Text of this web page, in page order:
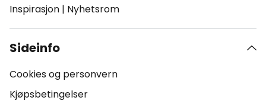
Inspirasjon | Nyhetsrom
Sideinfo
Cookies og personvern
Kjøpsbetingelser